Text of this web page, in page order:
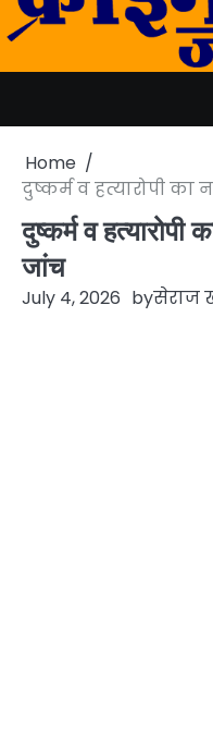
Skip
to
Home
दुष्कर्म व हत्यारोपी
दुष्कर्म व हत्यारोपी
जांच
July 4, 2026 byसेराज